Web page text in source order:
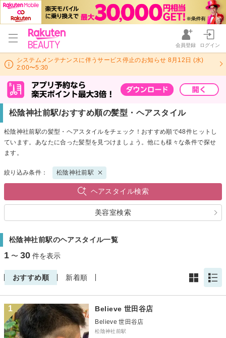
会員登録 ログイン
システムメンテナンスに伴うサービス停止のお知らせ 8月12日 (水)
2:00〜5:30
松陰神社前駅/おすすめ順の髪型・ヘアスタイル
松陰神社前駅の髪型・ヘアスタイルをチェック！おすすめ順で48件ヒットし
ています。あなたに合った髪型を見つけましょう。他にも様々な条件で探せ
ます。
絞り込み条件： 松陰神社前駅
ヘアスタイル検索
美容室検索
松陰神社前駅のヘアスタイル一覧
1 〜 30 件を表示
おすすめ順 新着順
1 Believe 世田谷店
Believe 世田谷店
松陰神社前駅